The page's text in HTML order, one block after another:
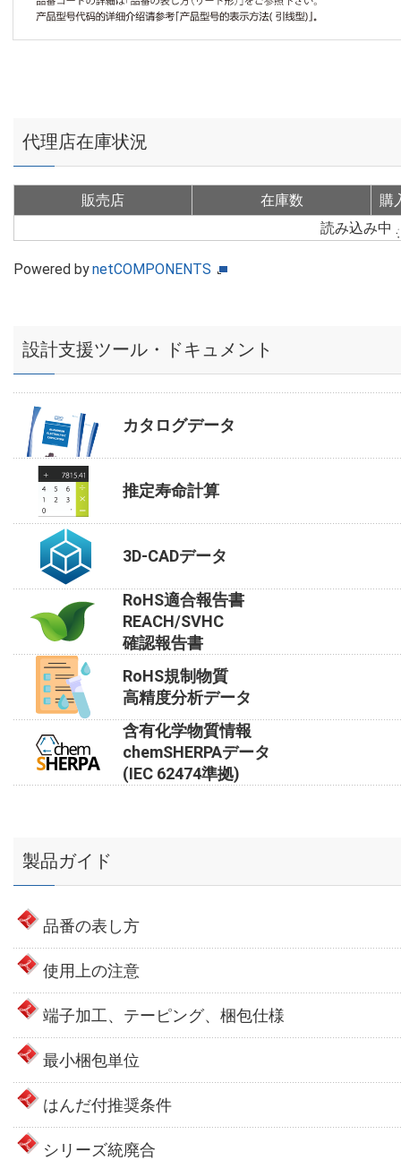
代理店在庫状況
販売店 在庫数
購
読み込み中
Powered bynetCOMPONENTS
設計支援ツール・ドキュメント
カタログデータ
推定寿命計算
3D-CADデータ
RoHS適合報告書
REACH/SVHC
確認報告書
RoHS規制物質
高精度分析データ
含有化学物質情報
chemSHERPAデータ
(IEC 62474準拠)
製品ガイド
品番の表し方
使用上の注意
端子加工、テーピング、梱包仕様
最小梱包単位
はんだ付推奨条件
シリーズ統廃合